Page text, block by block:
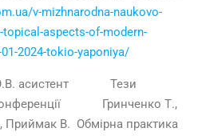
v-mizhnarodna-naukovo-
aspects-of-modern-
2024-tokio-yaponiya/
асистент Тези
конференції Гринченко Т.,
Приймак В. Обмірна практика